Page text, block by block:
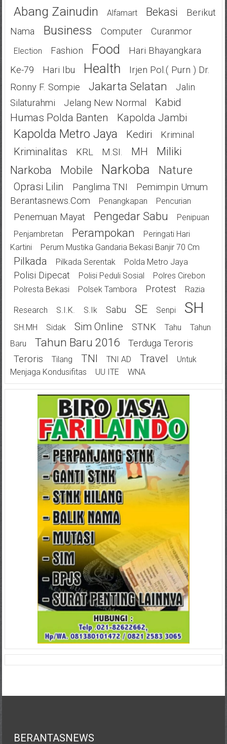
Abang Zainudin Alfamart Bekasi
Berikut
Nama
Business Computer Curanmor
Election Fashion Food
Hari Bhayangkara
Ke-79
Hari Ibu Health
Irjen Pol.( Purn ) Dr.
Ronny F. Sompie
Jakarta Selatan
Jalin
Silaturahmi
Jelang New Normal
Kabid
Humas Polda Banten
Kapolda Jambi
Kapolda Metro Jaya Kediri Kriminal
Kriminalitas KRL M.SI. MH
Miliki
Narkoba
Mobile Narkoba Nature
Oprasi Lilin Panglima TNI
Pemimpin Umum
Berantasnews.com
Penangkapan Pencurian
Penemuan Mayat Pengedar Sabu
Penipuan
Penjambretan
Perampokan
Peringati Hari
Kartini
Perum Mustika Gandaria Bekasi Banjir 70 Cm
Pilkada Pilkada Serentak Polda Metro Jaya
Polisi Dipecat Polisi Peduli Sosial
Polres Cirebon
Polresta Bekasi
Polsek Tambora Protest Razia
Research S.I.K. S.Ik Sabu SE Senpi SH
SH.MH Sidak Sim Online STNK Tahu
Tahun
Baru
Tahun Baru 2016
Terduga Teroris
Teroris
Tilang TNI TNI AD Travel
Untuk
Menjaga Kondusifitas
UU ITE WNA
BERANTASNEWS